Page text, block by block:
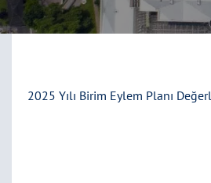
2025 Yılı Birim Eylem Planı